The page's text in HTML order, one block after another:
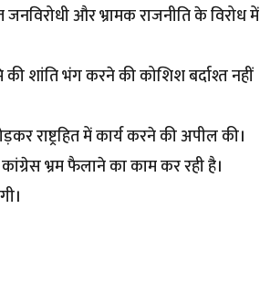
जनविरोधी और भ्रामक राजनीति के विरोध में
की शांति भंग करने की कोशिश बर्दाश्त नहीं
राष्ट्रहित में कार्य करने की अपील की।
भ्रम फैलाने का काम कर रही है।